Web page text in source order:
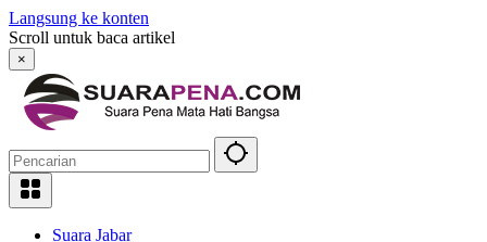
Langsung ke konten
Scroll untuk baca artikel
×
Suara Jabar